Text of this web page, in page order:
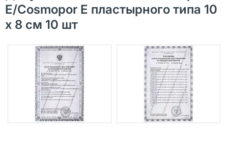
Е/Cosmopor Е пластырного типа 10
х 8 см 10 шт